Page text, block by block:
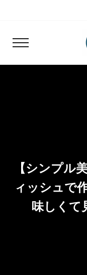
Skip to header right
Menu
【シンプル
ィッシュで
味しくて